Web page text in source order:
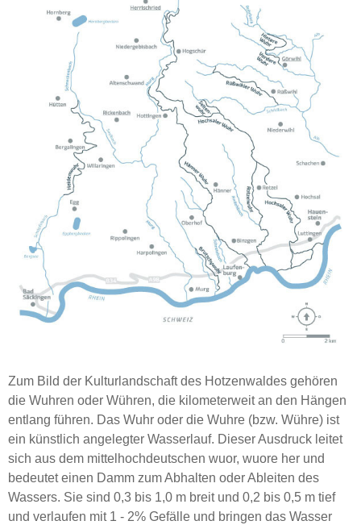
Zum Bild der Kulturlandschaft des Hotzenwaldes gehören
die Wuhren oder Wühren, die kilometerweit an den Hängen
entlang führen. Das Wuhr oder die Wuhre (bzw. Wühre) ist
ein künstlich angelegter Wasserlauf. Dieser Ausdruck leitet
sich aus dem mittelhochdeutschen wuor, wuore her und
bedeutet einen Damm zum Abhalten oder Ableiten des
Wassers. Sie sind 0,3 bis 1,0 m breit und 0,2 bis 0,5 m tief
und verlaufen mit 1 - 2% Gefälle und bringen das Wasser